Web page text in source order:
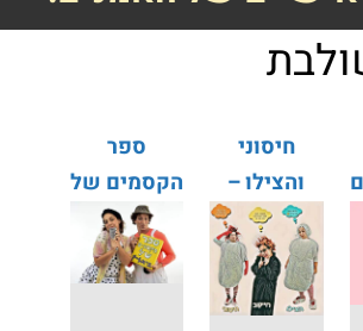
חיסוני
והצילו –
שני תאי דם
לבנים
ספר
הקסמים של
ביאליק